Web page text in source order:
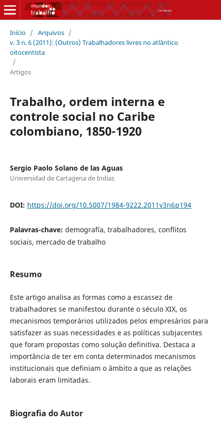
Início / Arquivos /
v. 3 n. 6 (2011): (Outros) Trabalhadores livres no atlântico
oitocentista
/
Artigos
Trabalho, ordem interna e
controle social no Caribe
colombiano, 1850-1920
Sergio Paolo Solano de las Aguas
Universidad de Cartagena de Indias
DOI: https://doi.org/10.5007/1984-9222.2011v3n6p194
Palavras-chave: demografía, trabalhadores, conflitos
sociais, mercado de trabalho
Resumo
Este artigo analisa as formas como a escassez de
trabalhadores se manifestou durante o século XIX, os
mecanismos temporários utilizados pelos empresários para
satisfazer as suas necessidades e as políticas subjacentes
que foram propostas como solução definitiva. Destaca a
importância de ter em conta determinados mecanismos
institucionais que definiam o âmbito a que as relações
laborais eram limitadas.
Biografia do Autor